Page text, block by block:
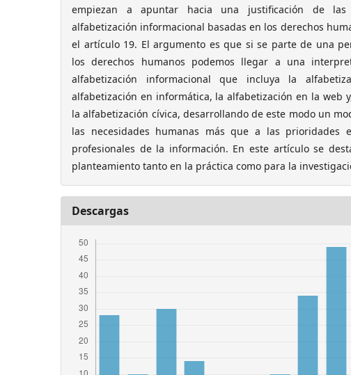
empiezan a apuntar hacia una justificación de
alfabetización informacional basadas en los derechos
el artículo 19. El argumento es que si se parte de una
los derechos humanos podemos llegar a una
alfabetización informacional que incluya la
alfabetización en informática, la alfabetización en la web
la alfabetización cívica, desarrollando de este modo un
las necesidades humanas más que a las prioridades
profesionales de la información. En este artículo se
planteamiento tanto en la práctica como para la
Descargas